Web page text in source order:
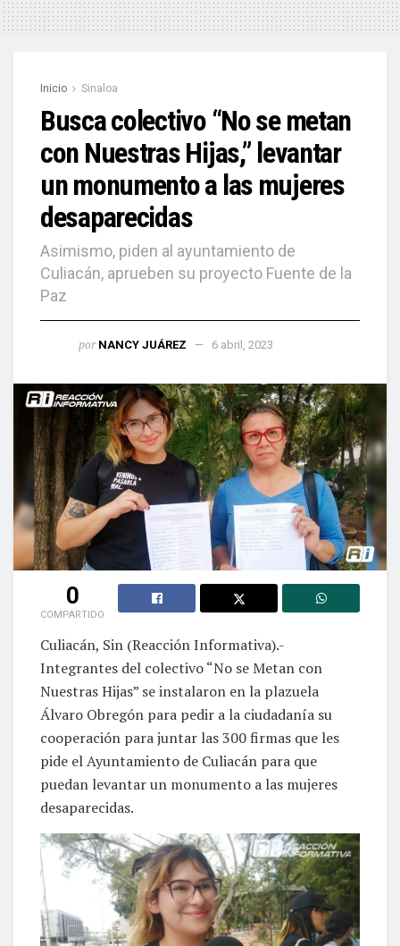
Inicio Sinaloa
Busca colectivo “No se metan
con Nuestras Hijas,” levantar
un monumento a las mujeres
desaparecidas
Asimismo, piden al ayuntamiento de
Culiacán, aprueben su proyecto Fuente de la
Paz
por NANCY JUÁREZ
0
COMPARTIDO
Culiacán, Sin (Reacción Informativa).-
Integrantes del colectivo “No se Metan con
Nuestras Hijas” se instalaron en la plazuela
Álvaro Obregón para pedir a la ciudadanía su
cooperación para juntar las 300 firmas que les
pide el Ayuntamiento de Culiacán para que
puedan levantar un monumento a las mujeres
desaparecidas.